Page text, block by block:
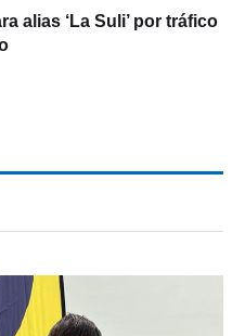
alias ‘La Suli’ por tráfico